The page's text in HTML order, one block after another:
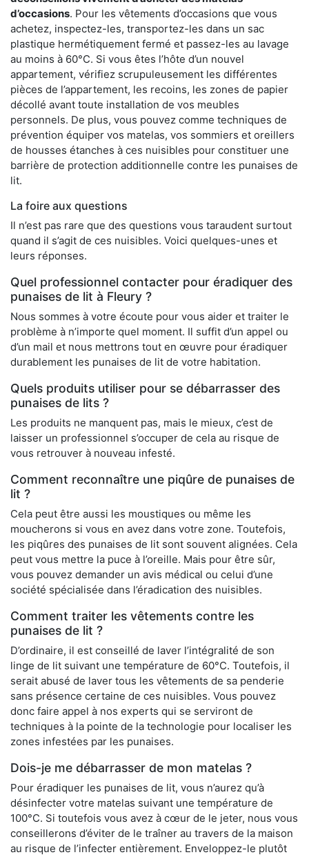
d’occasions. Pour les vêtements d’occasions que vous
achetez, inspectez-les, transportez-les dans un sac
plastique hermétiquement fermé et passez-les au lavage
au moins à 60°C. Si vous êtes l’hôte d’un nouvel
appartement, vérifiez scrupuleusement les différentes
pièces de l’appartement, les recoins, les zones de papier
décollé avant toute installation de vos meubles
personnels. De plus, vous pouvez comme techniques de
prévention équiper vos matelas, vos sommiers et oreillers
de housses étanches à ces nuisibles pour constituer une
barrière de protection additionnelle contre les punaises de
lit.
La foire aux questions
Il n’est pas rare que des questions vous taraudent surtout
quand il s’agit de ces nuisibles. Voici quelques-unes et
leurs réponses.
Quel professionnel contacter pour éradiquer des
punaises de lit à Fleury ?
Nous sommes à votre écoute pour vous aider et traiter le
problème à n’importe quel moment. Il suffit d’un appel ou
d’un mail et nous mettrons tout en œuvre pour éradiquer
durablement les punaises de lit de votre habitation.
Quels produits utiliser pour se débarrasser des
punaises de lits ?
Les produits ne manquent pas, mais le mieux, c’est de
laisser un professionnel s’occuper de cela au risque de
vous retrouver à nouveau infesté.
Comment reconnaître une piqûre de punaises de
lit ?
Cela peut être aussi les moustiques ou même les
moucherons si vous en avez dans votre zone. Toutefois,
les piqûres des punaises de lit sont souvent alignées. Cela
peut vous mettre la puce à l’oreille. Mais pour être sûr,
vous pouvez demander un avis médical ou celui d’une
société spécialisée dans l’éradication des nuisibles.
Comment traiter les vêtements contre les
punaises de lit ?
D’ordinaire, il est conseillé de laver l’intégralité de son
linge de lit suivant une température de 60°C. Toutefois, il
serait abusé de laver tous les vêtements de sa penderie
sans présence certaine de ces nuisibles. Vous pouvez
donc faire appel à nos experts qui se serviront de
techniques à la pointe de la technologie pour localiser les
zones infestées par les punaises.
Dois-je me débarrasser de mon matelas ?
Pour éradiquer les punaises de lit, vous n’aurez qu’à
désinfecter votre matelas suivant une température de
100°C. Si toutefois vous avez à cœur de le jeter, nous vous
conseillerons d’éviter de le traîner au travers de la maison
au risque de l’infecter entièrement. Enveloppez-le plutôt